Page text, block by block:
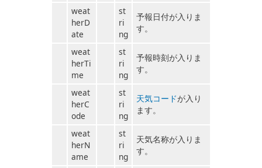
weat
herD
ate
st
ri
ng
予報日付が入りま
す。
weat
herTi
me
st
ri
ng
予報時刻が入りま
す。
weat
herC
ode
st
ri
ng
天気コードが入り
ます。
weat
herN
ame
st
ri
ng
天気名称が入りま
す。